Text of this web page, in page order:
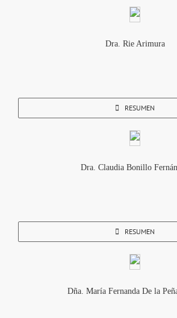
Dra. Rie Arimura
RESUMEN
Dra. Claudia Bonillo
RESUMEN
Dña. María Fernanda De la